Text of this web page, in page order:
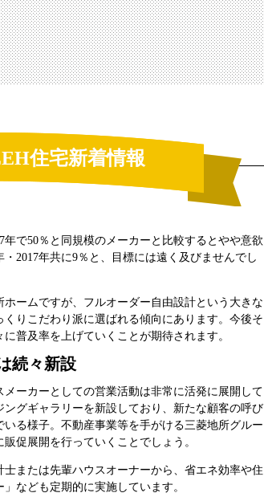
住宅新着情報
で50％と同規模のメーカーと比較するとやや意欲
2017年共に9％と、目標には遠く及びませんでし
ームですが、フルオーダー自由設計という大きな
りこだわり派に選ばれる傾向にあります。今後そ
普及率を上げていくことが期待されます。
続々新設
ーカーとしての営業活動は非常に活発に展開して
グギャラリーを新設しており、新たな顧客の呼び
る様子。不動産事業等を手がける三菱地所グルー
促展開を行っていくことでしょう。
または先輩ハウスオーナーから、省エネ効率や住
なども定期的に実施しています。